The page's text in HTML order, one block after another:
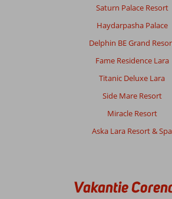
Saturn Palace Resort
Haydarpasha Palace
Delphin BE Grand
Fame Residence Lara
Titanic Deluxe Lara
Side Mare Resort
Miracle Resort
Aska Lara Resort & Spa
Vakantie